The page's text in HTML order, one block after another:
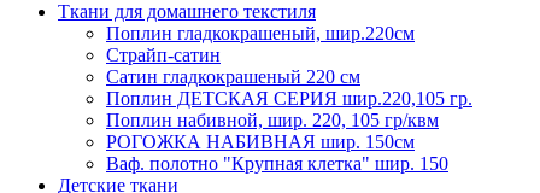
Ткани для домашнего текстиля
Поплин гладкокрашеный, шир.220см
Страйп-сатин
Сатин гладкокрашеный 220 см
Поплин ДЕТСКАЯ СЕРИЯ шир.220,105 гр.
Поплин набивной, шир. 220, 105 гр/квм
РОГОЖКА НАБИВНАЯ шир. 150см
Ваф. полотно "Крупная клетка" шир. 150
Детские ткани